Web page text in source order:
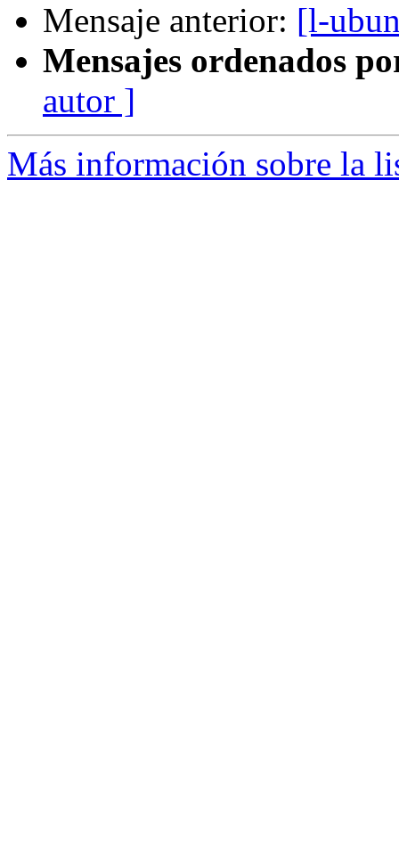
Mensaje anterior: [l-
Mensajes ordenados
autor ]
Más información sobre la